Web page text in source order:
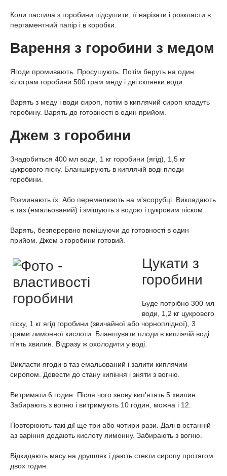
Коли пастила з горобини підсушити, її нарізати і розкласти в
пергаментний папір і в коробки.
Варення з горобини з медом
Ягоди промивають. Просушують. Потім беруть на один
кілограм горобини 500 грам меду і дві склянки води.
Варять з меду і води сироп, потім в киплячий сироп кладуть
горобину. Варять до готовності в один прийом.
Джем з горобини
Знадобиться 400 мл води, 1 кг горобини (ягід), 1,5 кг
цукрового піску. Бланширують в киплячій воді плоди
горобини.
Розминають їх. Або перемелюють на м'ясорубці. Викладають
в таз (емальований) і змішують з водою і цукровим піском.
Варять, безперервно помішуючи до готовності в один
прийом. Джем з горобини готовий.
Цукати з
горобини
Буде потрібно 300 мл
води, 1,2 кг цукрового
піску, 1 кг ягід горобини (звичайної або чорноплідної), 3
грами лимонної кислоти. Бланшувати плоди в киплячій воді
п'ять хвилин. Відразу ж охолодити у воді.
Викласти ягоди в таз емальований і залити киплячим
сиропом. Довести до стану кипіння і зняти з вогню.
Витримати 6 годин. Після чого знову кип'ятять 5 хвилин.
Забирають з вогню і витримують 10 годин, можна і 12.
Повторюють такі дії ще три або чотири рази. Далі в останній
аз варіння додають кислоту лимонну. Забирають з вогню.
Відкидають масу на друшляк і дають стекти сиропу протягом
двох годин.